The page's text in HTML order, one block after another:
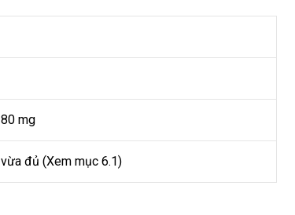
80 mg
vừa đủ (Xem mục 6.1)